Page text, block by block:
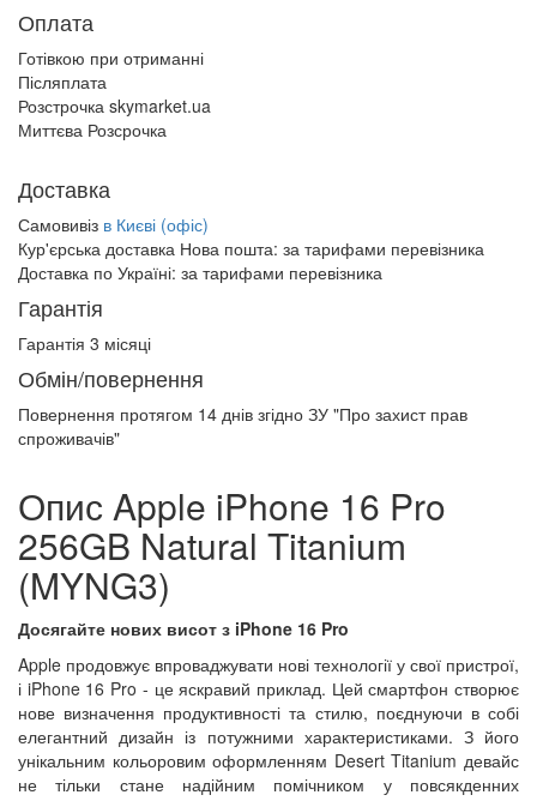
Оплата
Готівкою при отриманні
Післяплата
Розстрочка skymarket.ua
Миттєва Розсрочка
Доставка
Самовивіз в Києві (офіс)
Кур'єрська доставка Нова пошта: за тарифами перевізника
Доставка по Україні: за тарифами перевізника
Гарантія
Гарантія 3 місяці
Обмін/повернення
Повернення протягом 14 днів згідно ЗУ "Про захист прав
спроживачів"
Опис Apple iPhone 16 Pro
256GB Natural Titanium
(MYNG3)
Досягайте нових висот з iPhone 16 Pro
Apple продовжує впроваджувати нові технології у свої пристрої,
і iPhone 16 Pro - це яскравий приклад. Цей смартфон створює
нове визначення продуктивності та стилю, поєднуючи в собі
елегантний дизайн із потужними характеристиками. З його
унікальним кольоровим оформленням Desert Titanium девайс
не тільки стане надійним помічником у повсякденних